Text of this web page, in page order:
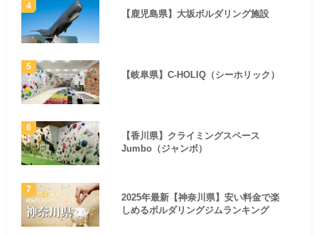
【鹿児島県】大坂ボルダリング施設
【岐阜県】C-HOLIQ（シーホリック）
【香川県】クライミングスペース
Jumbo（ジャンボ）
2025年最新【神奈川県】安い料金で楽
しめるボルダリングジムランキング